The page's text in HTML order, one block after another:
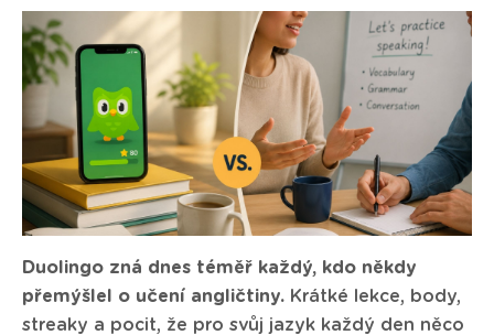
Duolingo zná dnes téměř každý, kdo někdy
přemýšlel o učení angličtiny. Krátké lekce, body,
streaky a pocit, že pro svůj jazyk každý den něco